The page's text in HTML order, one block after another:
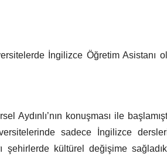
İngilizce Öğretim Asistanı
Aydınlı’nın konuşması ile
sadece İngilizce
şehirlerde kültürel değişime